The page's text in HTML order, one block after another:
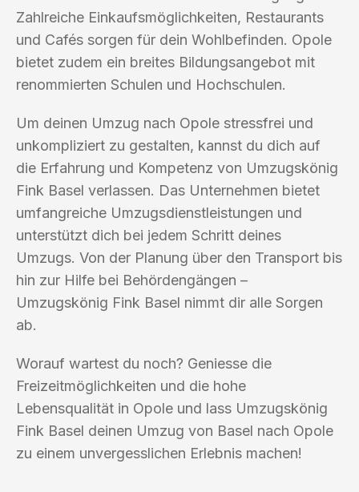
Zahlreiche Einkaufsmöglichkeiten, Restaurants
und Cafés sorgen für dein Wohlbefinden. Opole
bietet zudem ein breites Bildungsangebot mit
renommierten Schulen und Hochschulen.
Um deinen Umzug nach Opole stressfrei und
unkompliziert zu gestalten, kannst du dich auf
die Erfahrung und Kompetenz von Umzugskönig
Fink Basel verlassen. Das Unternehmen bietet
umfangreiche Umzugsdienstleistungen und
unterstützt dich bei jedem Schritt deines
Umzugs. Von der Planung über den Transport bis
hin zur Hilfe bei Behördengängen –
Umzugskönig Fink Basel nimmt dir alle Sorgen
ab.
Worauf wartest du noch? Geniesse die
Freizeitmöglichkeiten und die hohe
Lebensqualität in Opole und lass Umzugskönig
Fink Basel deinen Umzug von Basel nach Opole
zu einem unvergesslichen Erlebnis machen!